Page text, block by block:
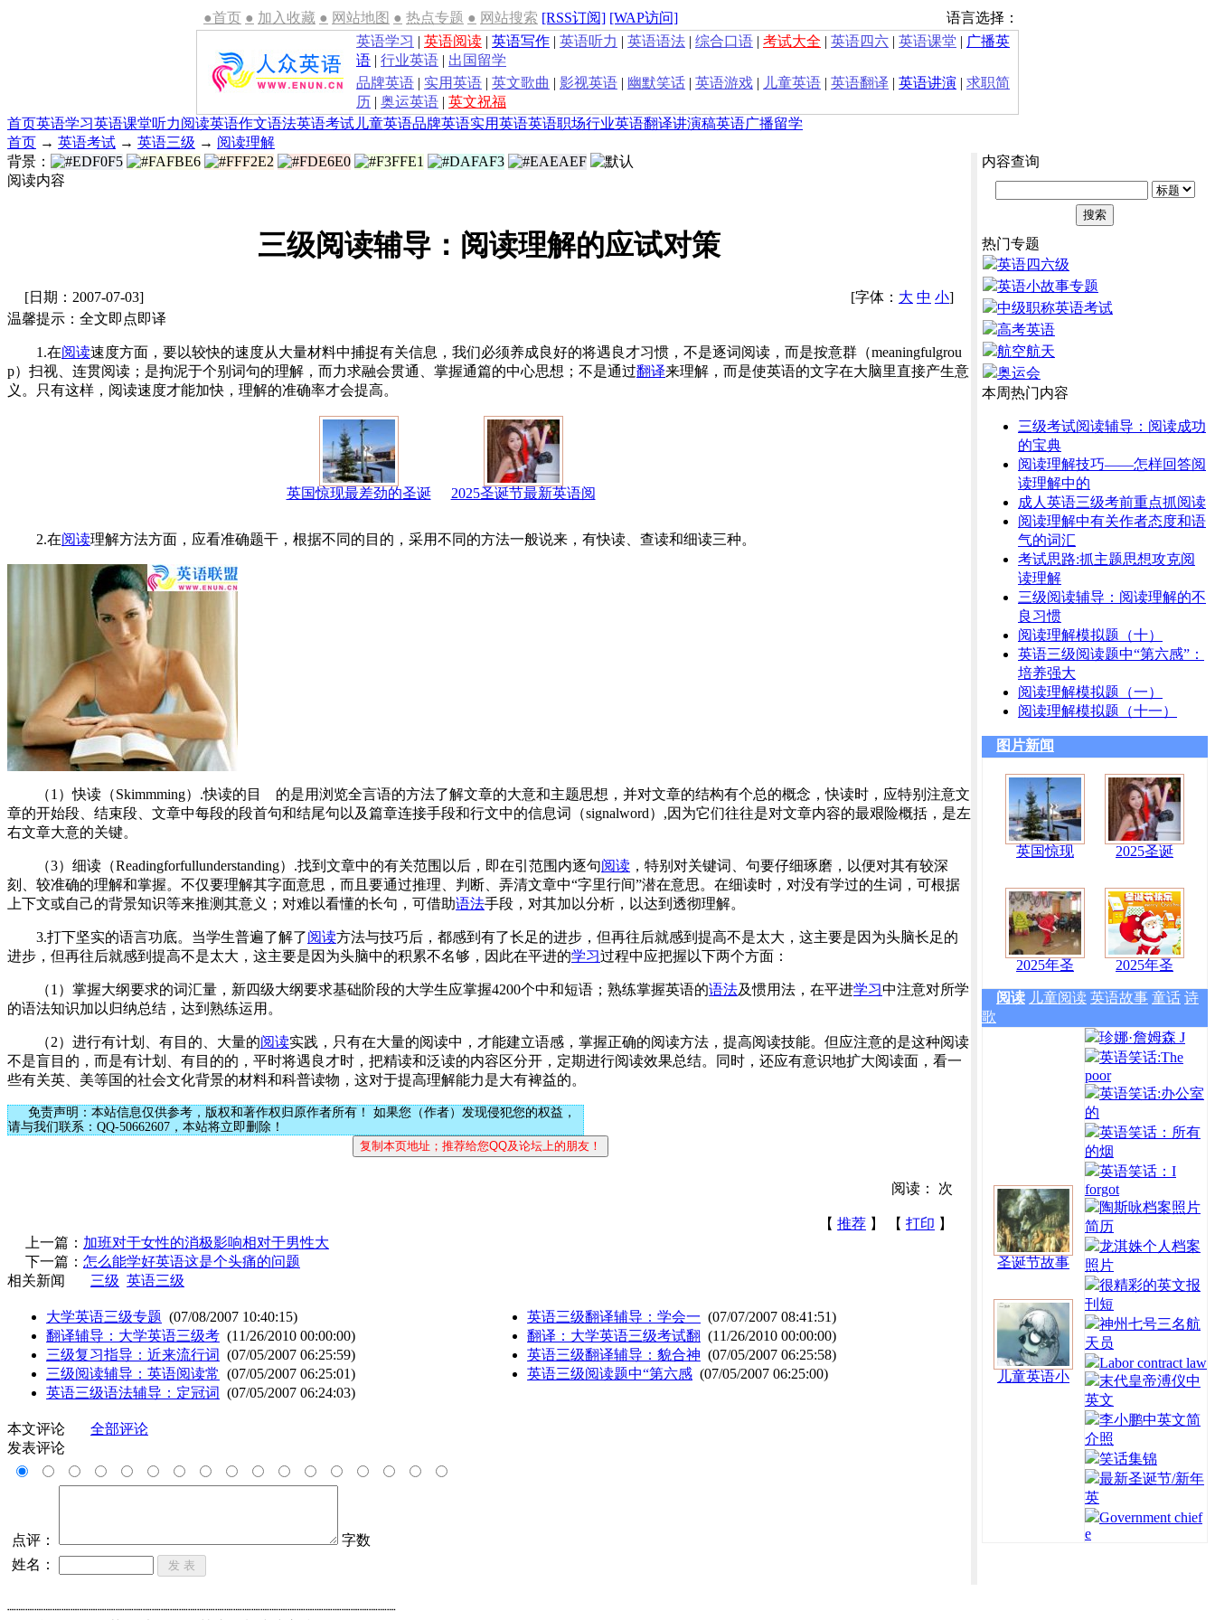
●首页 ● 加入收藏 ● 网站地图 ● 热点专题 ● 网站搜索 [RSS订阅] [WAP访问]
语言选择：
英语学习 | 英语阅读 | 英语写作 | 英语听力 | 英语语法 | 综合口语 | 考试大全 | 英语四六 | 英语课堂 | 广播英
语 | 行业英语 | 出国留学
品牌英语 | 实用英语 | 英文歌曲 | 影视英语 | 幽默笑话 | 英语游戏 | 儿童英语 | 英语翻译 | 英语讲演 | 求职简
历 | 奥运英语 | 英文祝福
首页英语学习英语课堂听力阅读英语作文语法英语考试 儿童英语品牌英语实用英语英语职场行业英语翻译讲演稿英语广播留学
首页 → 英语考试 → 英语三级 → 阅读理解
背景：
阅读内容
三级阅读辅导：阅读理解的应试对策
[日期：2007-07-03] [字体： 大 中 小]
温馨提示：全文即点即译
1.在阅读速度方面，要以较快的速度从大量材料中捕捉有关信息，我们必须养成良好的将遇良才习惯，不是逐词阅读，而是按意群（meaningfulgrou
p）扫视、连贯阅读；是拘泥于个别词句的理解，而力求融会贯通、掌握通篇的中心思想；不是通过翻译来理解，而是使英语的文字在大脑里直接产生意
义。只有这样，阅读速度才能加快，理解的准确率才会提高。
英国惊现最差劲的圣诞 2025圣诞节最新英语阅
2.在阅读理解方法方面，应看准确题干，根据不同的目的，采用不同的方法一般说来，有快读、查读和细读三种。
（1）快读（Skimmming）.快读的目 的是用浏览全言语的方法了解文章的大意和主题思想，并对文章的结构有个总的概念，快读时，应特别注意文
章的开始段、结束段、文章中每段的段首句和结尾句以及篇章连接手段和行文中的信息词（signalword）,因为它们往往是对文章内容的最艰险概括，是左
右文章大意的关键。
（3）细读（Readingforfullunderstanding）.找到文章中的有关范围以后，即在引范围内逐句阅读 ，特别对关键词、句要仔细琢磨，以便对其有较深
刻、较准确的理解和掌握。不仅要理解其字面意思，而且要通过推理、判断、弄清文章中“字里行间”潜在意思。在细读时，对没有学过的生词，可根据
上下文或自己的背景知识等来推测其意义；对难以看懂的长句，可借助语法手段，对其加以分析，以达到透彻理解。
3.打下坚实的语言功底。当学生普遍了解了阅读方法与技巧后，都感到有了长足的进步，但再往后就感到提高不是太大，这主要是因为头脑长足的
进步，但再往后就感到提高不是太大，这主要是因为头脑中的积累不名够，因此在平进的学习过程中应把握以下两个方面：
（1）掌握大纲要求的词汇量，新四级大纲要求基础阶段的大学生应掌握4200个中和短语；熟练掌握英语的语法及惯用法，在平进学习中注意对所学
的语法知识加以归纳总结，达到熟练运用。
（2）进行有计划、有目的、大量的阅读实践，只有在大量的阅读中，才能建立语感，掌握正确的阅读方法，提高阅读技能。但应注意的是这种阅读
不是盲目的，而是有计划、有目的的，平时将遇良才时，把精读和泛读的内容区分开，定期进行阅读效果总结。同时，还应有意识地扩大阅读面，看一
些有关英、美等国的社会文化背景的材料和科普读物，这对于提高理解能力是大有裨益的。
免责声明：本站信息仅供参考，版权和著作权归原作者所有！ 如果您（作者）发现侵犯您的权益，
请与我们联系：QQ-50662607，本站将立即删除！
阅读： 次
【 推荐 】 【 打印 】
上一篇： 加班对于女性的消极影响相对于男性大
下一篇： 怎么能学好英语这是个头痛的问题
相关新闻
三级 英语三级
大学英语三级专题 (07/08/2007 10:40:15)
翻译辅导：大学英语三级考 (11/26/2010 00:00:00)
三级复习指导：近来流行词 (07/05/2007 06:25:59)
三级阅读辅导：英语阅读常 (07/05/2007 06:25:01)
英语三级语法辅导：定冠词 (07/05/2007 06:24:03)
英语三级翻译辅导：学会一 (07/07/2007 08:41:51)
翻译：大学英语三级考试翻 (11/26/2010 00:00:00)
英语三级翻译辅导：貌合神 (07/05/2007 06:25:58)
英语三级阅读题中“第六感 (07/05/2007 06:25:00)
本文评论
全部评论
发表评论
点评：
字数
姓名：
内容查询
热门专题
英语四六级
英语小故事专题
中级职称英语考试
高考英语
航空航天
奥运会
本周热门内容
三级考试阅读辅导：阅读成功
的宝典
阅读理解技巧——怎样回答阅
读理解中的
成人英语三级考前重点抓阅读
阅读理解中有关作者态度和语
气的词汇
考试思路:抓主题思想攻克阅
读理解
三级阅读辅导：阅读理解的不
良习惯
阅读理解模拟题（十）
英语三级阅读题中“第六感”：
培养强大
阅读理解模拟题（一）
阅读理解模拟题（十一）
图片新闻
英国惊现 2025圣诞
2025年圣 2025年圣
阅读 儿童阅读 英语故事 童话 诗
歌
圣诞节故事
儿童英语小
珍娜·詹姆森 J
英语笑话:The
poor
英语笑话:办公室
的
英语笑话：所有
的烟
英语笑话：I
forgot
陶斯咏档案照片
简历
龙淇姝个人档案
照片
很精彩的英文报
刊短
神州七号三名航
天员
Labor contract law
末代皇帝溥仪中
英文
李小鹏中英文简
介照
笑话集锦
最新圣诞节/新年
英
Government chief
e
┈┈┈┈┈┈┈┈┈┈┈┈┈┈┈┈┈┈┈┈┈┈┈┈┈┈┈┈┈┈┈┈┈┈┈┈┈┈┈┈┈┈┈